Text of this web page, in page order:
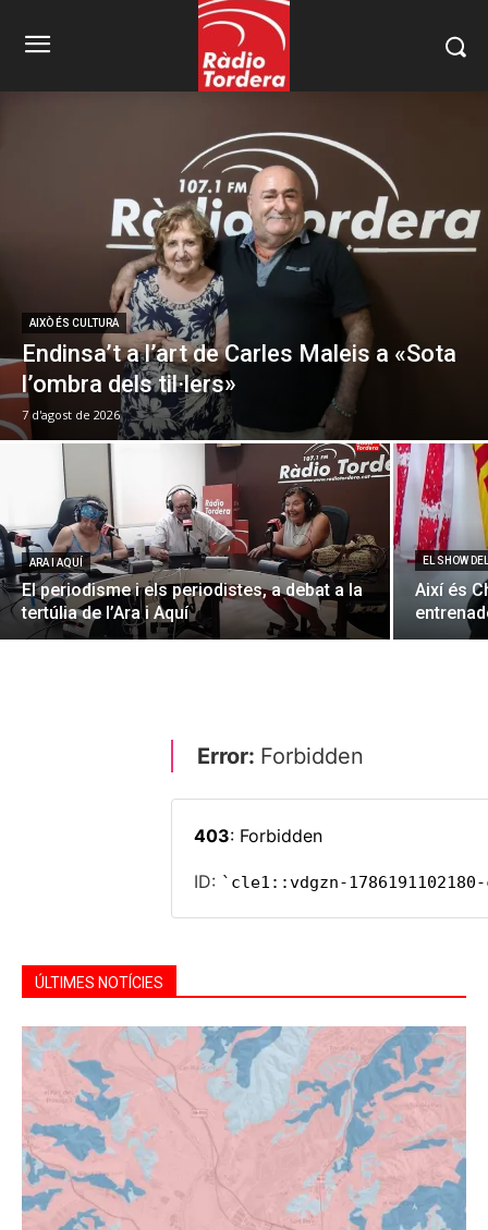
AIXÒ ÉS CULTURA
Endinsa’t a l’art de Carles Maleis a «Sota
l’ombra dels til·lers»
7 d'agost de 2026
ARA I AQUÍ
El periodisme i els periodistes, a debat a la
tertúlia de l’Ara i Aquí
EL SHOW
Així és
ÚLTIMES NOTÍCIES